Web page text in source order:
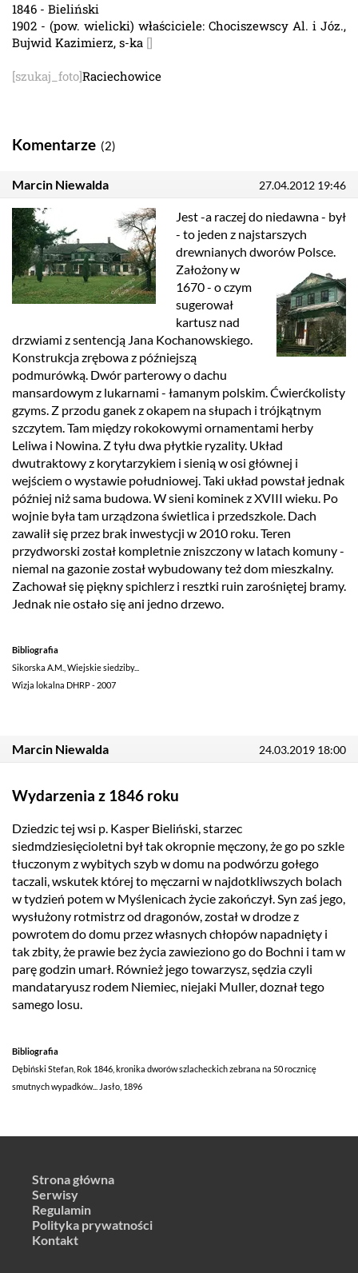
1846 - Bieliński
1902 - (pow. wielicki) właściciele: Chociszewscy Al. i Józ.,
Bujwid Kazimierz, s-ka []
[szukaj_foto]Raciechowice
Komentarze (2)
Marcin Niewalda 27.04.2012 19:46
Jest -a raczej do niedawna - był
- to jeden z najstarszych
drewnianych dworów Polsce.
Założony w
1670 - o czym
sugerował
kartusz nad
drzwiami z sentencją Jana Kochanowskiego.
Konstrukcja zrębowa z późniejszą
podmurówką. Dwór parterowy o dachu
mansardowym z lukarnami - łamanym polskim. Ćwierćkolisty
gzyms. Z przodu ganek z okapem na słupach i trójkątnym
szczytem. Tam między rokokowymi ornamentami herby
Leliwa i Nowina. Z tyłu dwa płytkie ryzality. Układ
dwutraktowy z korytarzykiem i sienią w osi głównej i
wejściem o wystawie południowej. Taki układ powstał jednak
później niż sama budowa. W sieni kominek z XVIII wieku. Po
wojnie była tam urządzona świetlica i przedszkole. Dach
zawalił się przez brak inwestycji w 2010 roku. Teren
przydworski został kompletnie zniszczony w latach komuny -
niemal na gazonie został wybudowany też dom mieszkalny.
Zachował się piękny spichlerz i resztki ruin zarośniętej bramy.
Jednak nie ostało się ani jedno drzewo.
Bibliografia
Sikorska A.M., Wiejskie siedziby...
Wizja lokalna DHRP - 2007
Marcin Niewalda 24.03.2019 18:00
Wydarzenia z 1846 roku
Dziedzic tej wsi p. Kasper Bieliński, starzec
siedmdziesięcioletni był tak okropnie męczony, że go po szkle
tłuczonym z wybitych szyb w domu na podwórzu gołego
taczali, wskutek której to męczarni w najdotkliwszych bolach
w tydzień potem w Myślenicach życie zakończył. Syn zaś jego,
wysłużony rotmistrz od dragonów, został w drodze z
powrotem do domu przez własnych chłopów napadnięty i
tak zbity, że prawie bez życia zawieziono go do Bochni i tam w
parę godzin umarł. Również jego towarzysz, sędzia czyli
mandataryusz rodem Niemiec, niejaki Muller, doznał tego
samego losu.
Bibliografia
Dębiński Stefan, Rok 1846, kronika dworów szlacheckich zebrana na 50 rocznicę
smutnych wypadków... Jasło, 1896
Strona główna
Serwisy
Regulamin
Polityka prywatności
Kontakt